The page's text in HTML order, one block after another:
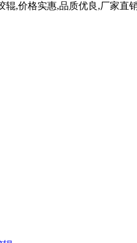
,价格实惠,品质优良,厂家直